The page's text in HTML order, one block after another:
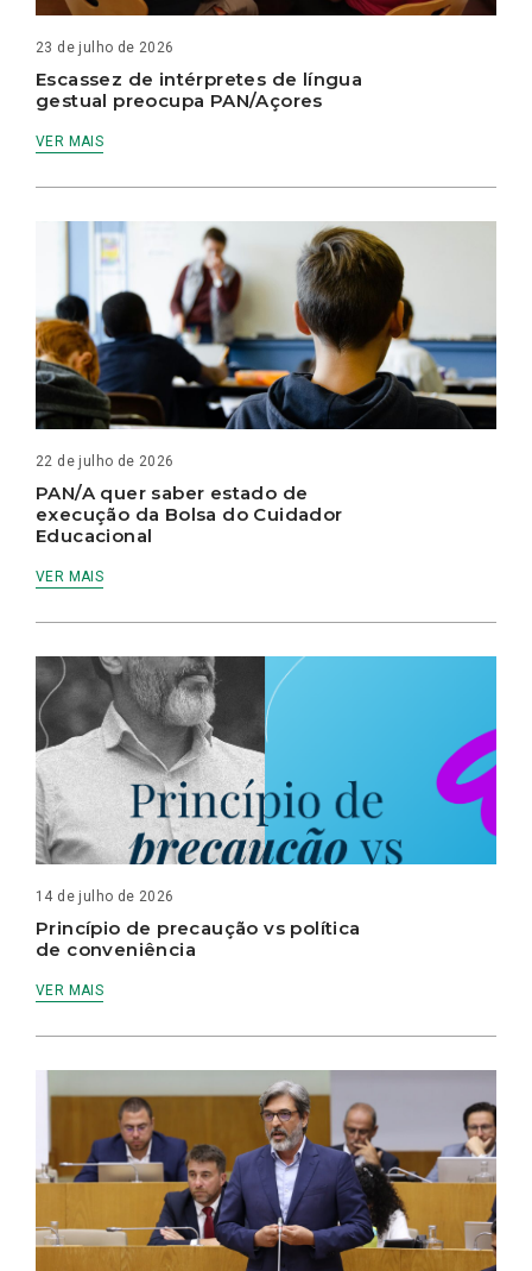
23 de julho de 2026
Escassez de intérpretes de língua
gestual preocupa PAN/Açores
VER MAIS
22 de julho de 2026
PAN/A quer saber estado de
execução da Bolsa do Cuidador
Educacional
VER MAIS
14 de julho de 2026
Princípio de precaução vs política
de conveniência
VER MAIS